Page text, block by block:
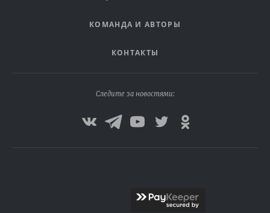
КОМАНДА И АВТОРЫ
КОНТАКТЫ
Следите за новостями: